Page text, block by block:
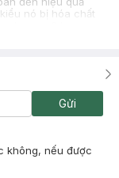
nó bị hóa chất
bóc vã mồ hôi
Gửi
không, nếu được